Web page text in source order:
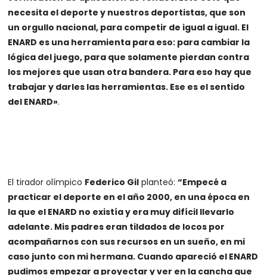
necesita el deporte y nuestros deportistas, que son
un orgullo nacional, para competir de igual a igual. El
ENARD es una herramienta para eso: para cambiar la
lógica del juego, para que solamente pierdan contra
los mejores que usan otra bandera. Para eso hay que
trabajar y darles las herramientas. Ese es el sentido
del ENARD».
El tirador olímpico Federico Gil planteó:“Empecé a
practicar el deporte en el año 2000, en una época en
la que el ENARD no existía y era muy difícil llevarlo
adelante. Mis padres eran tildados de locos por
acompañarnos con sus recursos en un sueño, en mi
caso junto con mi hermana. Cuando apareció el ENARD
pudimos empezar a proyectar y ver en la cancha que